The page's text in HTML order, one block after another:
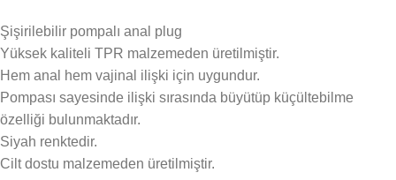
Şişirilebilir pompalı anal plug
Yüksek kaliteli TPR malzemeden üretilmiştir.
Hem anal hem vajinal ilişki için uygundur.
Pompası sayesinde ilişki sırasında büyütüp küçültebilme
özelliği bulunmaktadır.
Siyah renktedir.
Cilt dostu malzemeden üretilmiştir.